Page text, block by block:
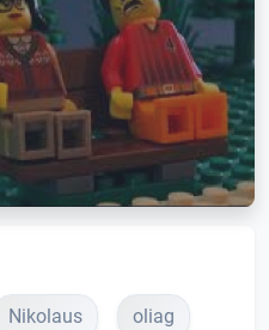
Nikolaus oliag